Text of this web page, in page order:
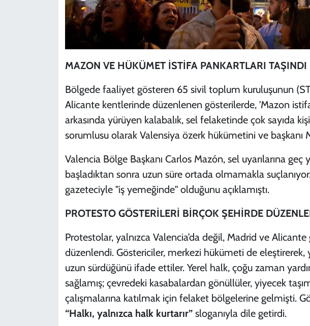
MAZON VE HÜKÜMET İSTİFA PANKARTLARI TAŞINDI
Bölgede faaliyet gösteren 65 sivil toplum kuruluşunun
Alicante kentlerinde düzenlenen gösterilerde, 'Mazon
arkasında yürüyen kalabalık, sel felaketinde çok sayıda
sorumlusu olarak Valensiya özerk hükümetini ve başkanı
Valencia Bölge Başkanı Carlos Mazón, sel uyarılarına geç
başladıktan sonra uzun süre ortada olmamakla
gazeteciyle "iş yemeğinde" olduğunu açıklamıştı.
PROTESTO GÖSTERİLERİ BİRÇOK ŞEHİRDE
Protestolar, yalnızca Valencia’da değil, Madrid ve
düzenlendi. Göstericiler, merkezi hükümeti de eleştirerek,
uzun sürdüğünü ifade ettiler. Yerel halk, çoğu zaman
sağlamış; çevredeki kasabalardan gönüllüler, yiyecek
çalışmalarına katılmak için felaket bölgelerine gelmişti.
“Halkı, yalnızca halk kurtarır”sloganıyla dile getirdi.